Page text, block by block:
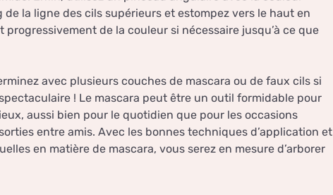
de la ligne des cils supérieurs et estompez vers le haut en
de la couleur si nécessaire jusqu’à ce que
avec plusieurs couches de mascara ou de faux cils si
! Le mascara peut être un outil formidable pour
aussi bien pour le quotidien que pour les occasions
entre amis. Avec les bonnes techniques d’application et
en matière de mascara, vous serez en mesure d’arborer